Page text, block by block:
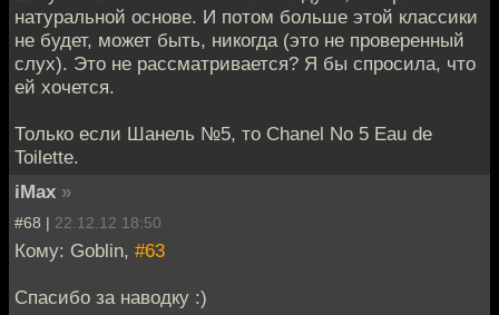
натуральной основе. И потом больше этой классики
не будет, может быть, никогда (это не проверенный
слух). Это не рассматривается? Я бы спросила, что
ей хочется.
Только если Шанель №5, то Chanel No 5 Eau de
Toilette.
iMax »
#68 | 22.12.12 18:50
Кому: Goblin, #63
Спасибо за наводку :)